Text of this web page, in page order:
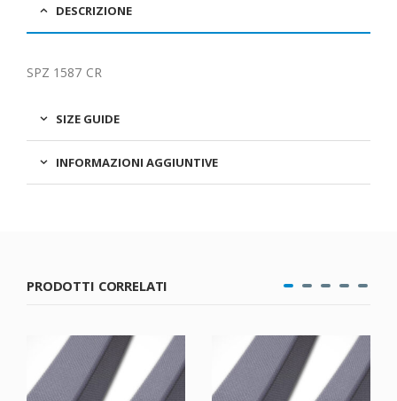
DESCRIZIONE
SPZ 1587 CR
SIZE GUIDE
INFORMAZIONI AGGIUNTIVE
PRODOTTI CORRELATI